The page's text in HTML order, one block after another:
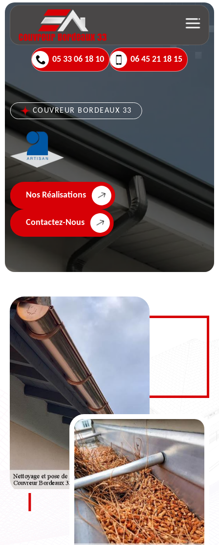
05 33 06 18 10 06 45 21 18 15
COUVREUR BORDEAUX 33
Nos Réalisations
Contactez-Nous